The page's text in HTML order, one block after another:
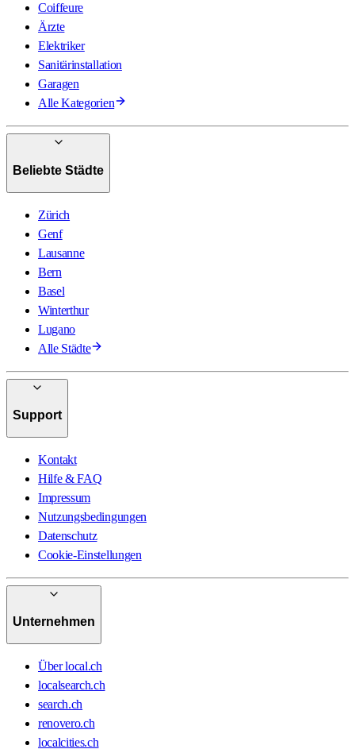
Coiffeure
Ärzte
Elektriker
Sanitärinstallation
Garagen
Alle Kategorien
Beliebte Städte
Zürich
Genf
Lausanne
Bern
Basel
Winterthur
Lugano
Alle Städte
Support
Kontakt
Hilfe & FAQ
Impressum
Nutzungsbedingungen
Datenschutz
Cookie-Einstellungen
Unternehmen
Über local.ch
localsearch.ch
search.ch
renovero.ch
localcities.ch